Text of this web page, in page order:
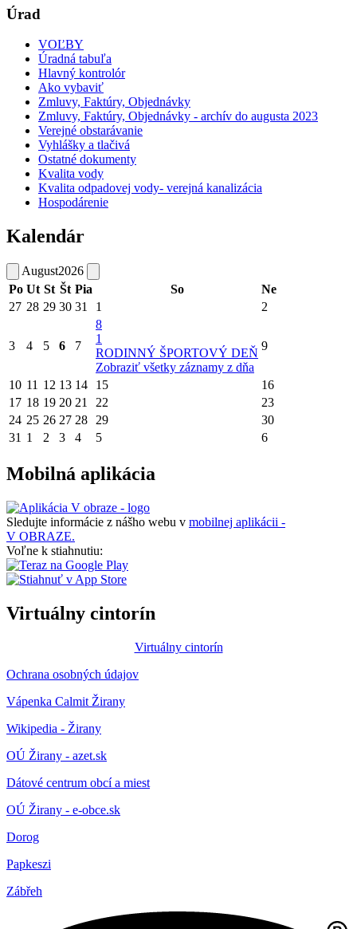
Úrad
VOĽBY
Úradná tabuľa
Hlavný kontrolór
Ako vybaviť
Zmluvy, Faktúry, Objednávky
Zmluvy, Faktúry, Objednávky - archív do augusta 2023
Verejné obstarávanie
Vyhlášky a tlačivá
Ostatné dokumenty
Kvalita vody
Kvalita odpadovej vody- verejná kanalizácia
Hospodárenie
Kalendár
August2026
Po Ut St Št Pia So
Ne
27 28 29 30 31 1 2
3 4 5 6 7
8
1
RODINNÝ ŠPORTOVÝ DEŇ
Zobraziť všetky záznamy z dňa
9
10 11 12 13 14 15
16
17 18 19 20 21 22
23
24 25 26 27 28 29
30
31 1 2 3 4 5 6
Mobilná aplikácia
Sledujte informácie z nášho webu v mobilnej aplikácii -
V OBRAZE.
Voľne k stiahnutiu:
Virtuálny cintorín
Virtuálny cintorín
Ochrana osobných údajov
Vápenka Calmit Žirany
Wikipedia - Žirany
OÚ Žirany - azet.sk
Dátové centrum obcí a miest
OÚ Žirany - e-obce.sk
Dorog
Papkeszi
Zábřeh